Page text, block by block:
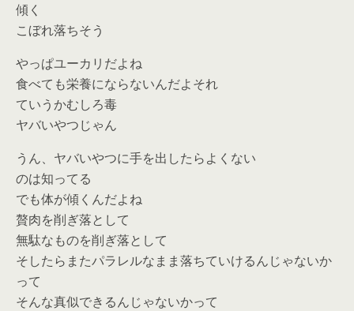
傾く
こぼれ落ちそう
やっぱユーカリだよね
食べても栄養にならないんだよそれ
ていうかむしろ毒
ヤバいやつじゃん
うん、ヤバいやつに手を出したらよくない
のは知ってる
でも体が傾くんだよね
贅肉を削ぎ落として
無駄なものを削ぎ落として
そしたらまたパラレルなまま落ちていけるんじゃないか
って
そんな真似できるんじゃないかって